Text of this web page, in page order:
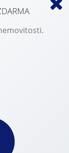
přehled o
jaké
na
web se